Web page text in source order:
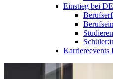
Einstieg bei
Karriereevents